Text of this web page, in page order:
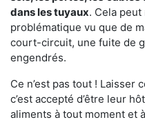
dans les tuyaux. Cela
problématique vu que de
court-circuit, une fuite de
engendrés.
Ce n’est pas tout ! Laisser
c’est accepté d’être leur
aliments à tout moment et